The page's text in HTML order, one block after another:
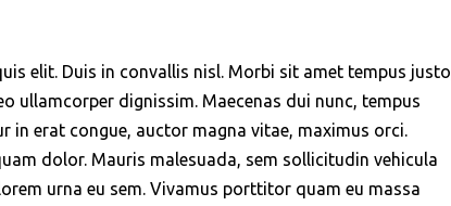
elit. Duis in convallis nisl. Morbi sit amet tempus justo,
ullamcorper dignissim. Maecenas dui nunc, tempus
in erat congue, auctor magna vitae, maximus orci.
dolor. Mauris malesuada, sem sollicitudin vehicula
urna eu sem. Vivamus porttitor quam eu massa